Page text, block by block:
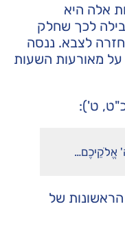
אלה היא
לכך שחלק
חזרה לצבא. ננסה
על מאורעות השעות
ט'):
אֱלֹקֵיכֶם…
של